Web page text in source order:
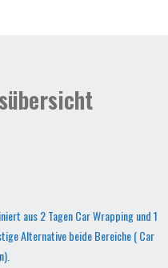
aus 2 Tagen Car Wrapping und 1
Alternative beide Bereiche ( Car